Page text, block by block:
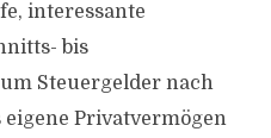
interessante
bis
Steuergelder nach
eigene Privatvermögen